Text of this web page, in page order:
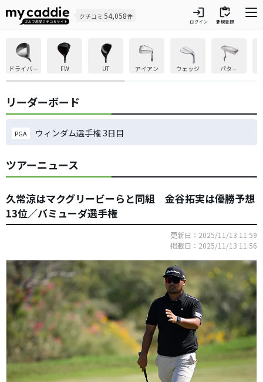
クチコミ 54,058件 login
ログイン
inventory
新規登録
ドライバー FW UT アイアン ウェッジ パター
リーダーボード
PGA ウィンダム選手権 3日目
ツアーニュース
久常涼はマクグリービーらと同組 金谷拓実は優勝予想
13位／バミューダ選手権
更新日：2025/11/13 11:59
掲載日：2025/11/13 11:56